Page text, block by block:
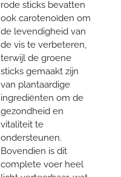
rode sticks bevatten
ook carotenoïden om
de levendigheid van
de vis te verbeteren,
terwijl de groene
sticks gemaakt zijn
van plantaardige
ingrediënten om de
gezondheid en
vitaliteit te
ondersteunen.
Bovendien is dit
complete voer heel